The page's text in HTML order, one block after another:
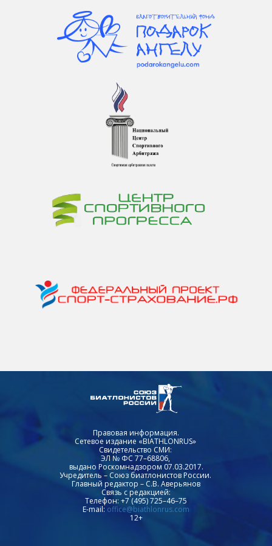
Правовая информация.
Сетевое издание «BIATHLONRUS»
Свидетельство СМИ:
ЭЛ № ФС 77–68806,
выдано Роскомнадзором 07.03.2017.
Учредитель – Союз биатлонистов России.
Главный редактор – С.В. Аверьянов
Связь с редакцией:
Телефон: +7 (495) 725–46–75
E-mail: office@biathlonrus.com
12+